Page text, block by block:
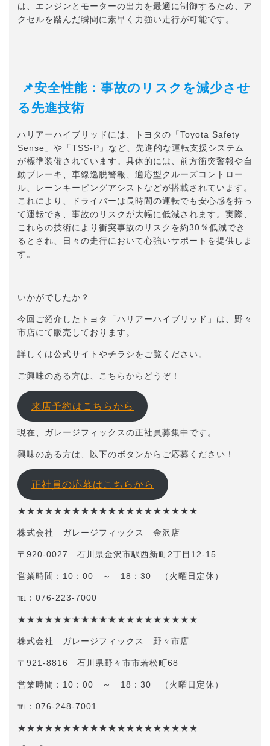
は、エンジンとモーターの出力を最適に制御するため、ア
クセルを踏んだ瞬間に素早く力強い走行が可能です。
📌安全性能：事故のリスクを減少させ
る先進技術
ハリアーハイブリッドには、トヨタの「Toyota Safety
Sense」や「TSS-P」など、先進的な運転支援システム
が標準装備されています。具体的には、前方衝突警報や自
動ブレーキ、車線逸脱警報、適応型クルーズコントロー
ル、レーンキーピングアシストなどが搭載されています。
これにより、ドライバーは長時間の運転でも安心感を持っ
て運転でき、事故のリスクが大幅に低減されます。実際、
これらの技術により衝突事故のリスクを約30％低減でき
るとされ、日々の走行において心強いサポートを提供しま
す。
いかがでしたか？
今回ご紹介したトヨタ「ハリアーハイブリッド」は、野々
市店にて販売しております。
詳しくは公式サイトやチラシをご覧ください。
ご興味のある方は、こちらからどうぞ！
来店予約はこちらから
現在、ガレージフィックスの正社員募集中です。
興味のある方は、以下のボタンからご応募ください！
正社員の応募はこちらから
★★★★★★★★★★★★★★★★★★★★
株式会社 ガレージフィックス 金沢店
〒920-0027 石川県金沢市駅西新町2丁目12-15
営業時間：10：00 ～ 18：30 （火曜日定休）
℡：076-223-7000
★★★★★★★★★★★★★★★★★★★★
株式会社 ガレージフィックス 野々市店
〒921-8816 石川県野々市市若松町68
営業時間：10：00 ～ 18：30 （火曜日定休）
℡：076-248-7001
★★★★★★★★★★★★★★★★★★★★